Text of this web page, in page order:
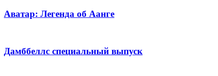
Аватар: Легенда об Аанге
Дамббеллс cпециальный выпуск